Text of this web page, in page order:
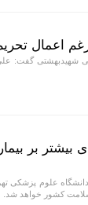
اعمال
شهیدبهشتی گفت:
بیشتر بر
علوم پزشکی
سلامت کشور خواهد شد.